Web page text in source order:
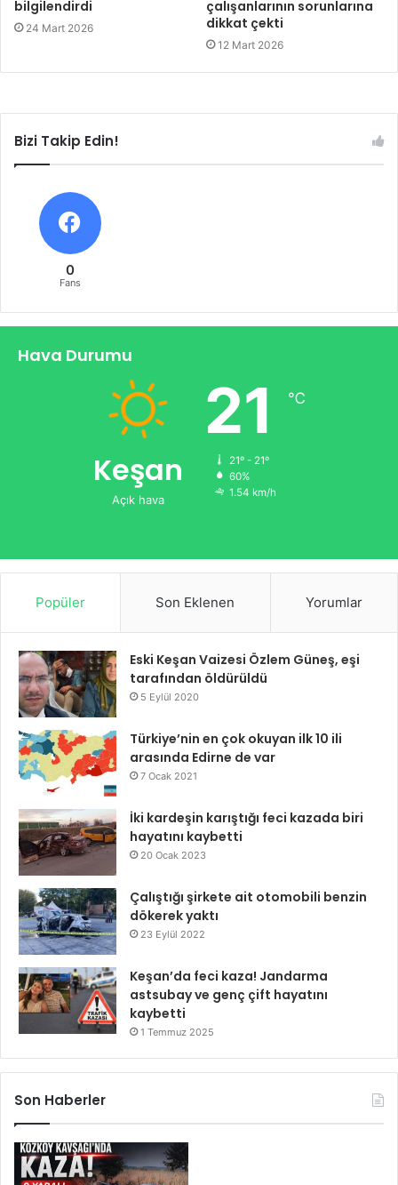
bilgilendirdi
24 Mart 2026
çalışanlarının sorunlarına
dikkat çekti
12 Mart 2026
Bizi Takip Edin!
0
Fans
Hava Durumu
Keşan
Açık hava
21 ℃
21º - 21º
60%
1.54 km/h
Popüler Son Eklenen Yorumlar
Eski Keşan Vaizesi Özlem Güneş, eşi
tarafından öldürüldü
5 Eylül 2020
Türkiye’nin en çok okuyan ilk 10 ili
arasında Edirne de var
7 Ocak 2021
İki kardeşin karıştığı feci kazada biri
hayatını kaybetti
20 Ocak 2023
Çalıştığı şirkete ait otomobili benzin
dökerek yaktı
23 Eylül 2022
Keşan’da feci kaza! Jandarma
astsubay ve genç çift hayatını
kaybetti
1 Temmuz 2025
Son Haberler